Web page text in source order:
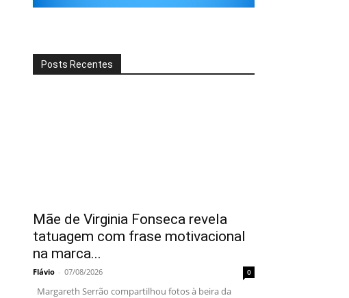
Posts Recentes
Mãe de Virginia Fonseca revela
tatuagem com frase motivacional
na marca...
Flávio - 07/08/2026 0
Margareth Serrão compartilhou fotos à beira da